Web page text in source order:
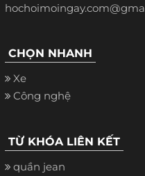
CHỌN NHANH
Xe
Công nghệ
TỪ KHÓA LIÊN KẾT
quần jean